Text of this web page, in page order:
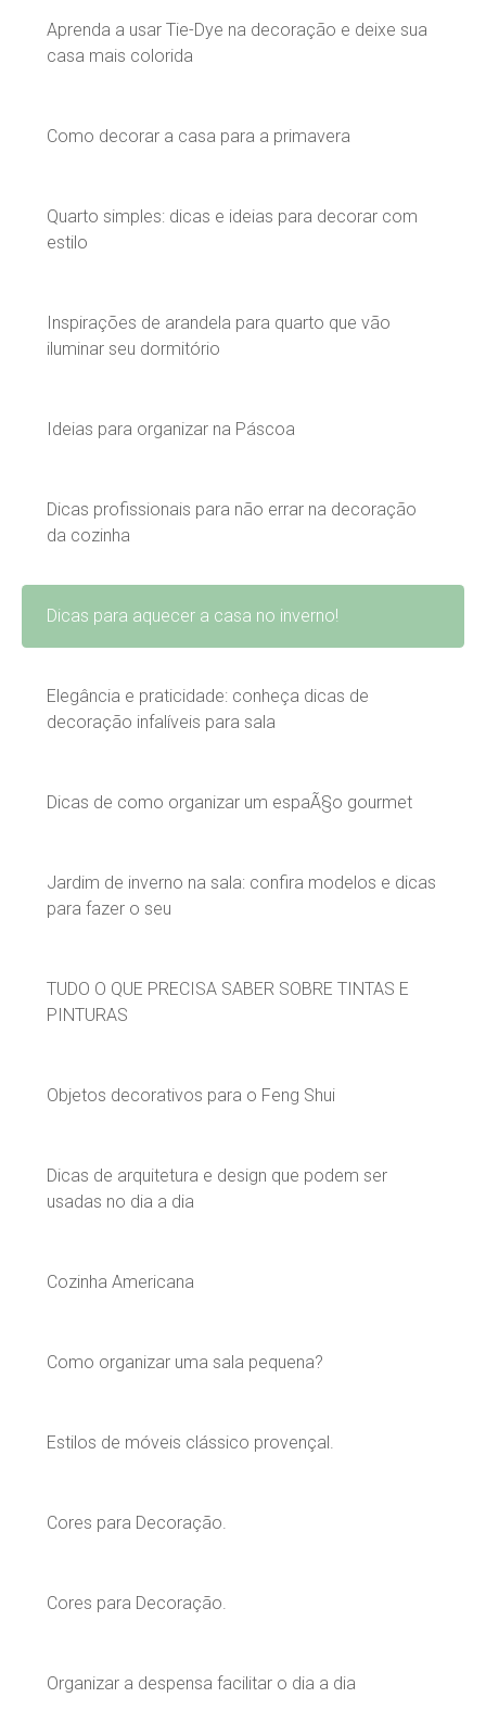
Aprenda a usar Tie-Dye na decoração e deixe sua
casa mais colorida
Como decorar a casa para a primavera
Quarto simples: dicas e ideias para decorar com
estilo
Inspirações de arandela para quarto que vão
iluminar seu dormitório
Ideias para organizar na Páscoa
Dicas profissionais para não errar na decoração
da cozinha
Dicas para aquecer a casa no inverno!
Elegância e praticidade: conheça dicas de
decoração infalíveis para sala
Dicas de como organizar um espaÃ§o gourmet
Jardim de inverno na sala: confira modelos e dicas
para fazer o seu
TUDO O QUE PRECISA SABER SOBRE TINTAS E
PINTURAS
Objetos decorativos para o Feng Shui
Dicas de arquitetura e design que podem ser
usadas no dia a dia
Cozinha Americana
Como organizar uma sala pequena?
Estilos de móveis clássico provençal.
Cores para Decoração.
Cores para Decoração.
Organizar a despensa facilitar o dia a dia